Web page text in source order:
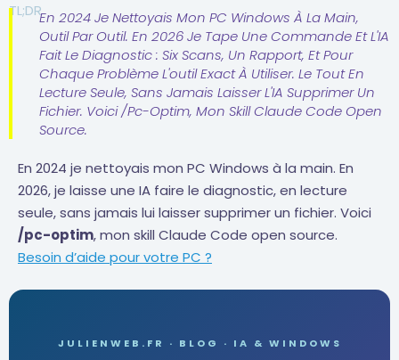
TL;DREn 2024 Je Nettoyais Mon PC Windows À La Main,
Outil Par Outil. En 2026 Je Tape Une Commande Et L'IA
Fait Le Diagnostic : Six Scans, Un Rapport, Et Pour
Chaque Problème L'outil Exact À Utiliser. Le Tout En
Lecture Seule, Sans Jamais Laisser L'IA Supprimer Un
Fichier. Voici /pc-Optim, Mon Skill Claude Code Open
Source.
En 2024 je nettoyais mon PC Windows à la main. En
2026, je laisse une IA faire le diagnostic, en lecture
seule, sans jamais lui laisser supprimer un fichier. Voici
/pc-optim, mon skill Claude Code open source.
Besoin d’aide pour votre PC ?
JULIENWEB.FR · BLOG · IA & WINDOWS